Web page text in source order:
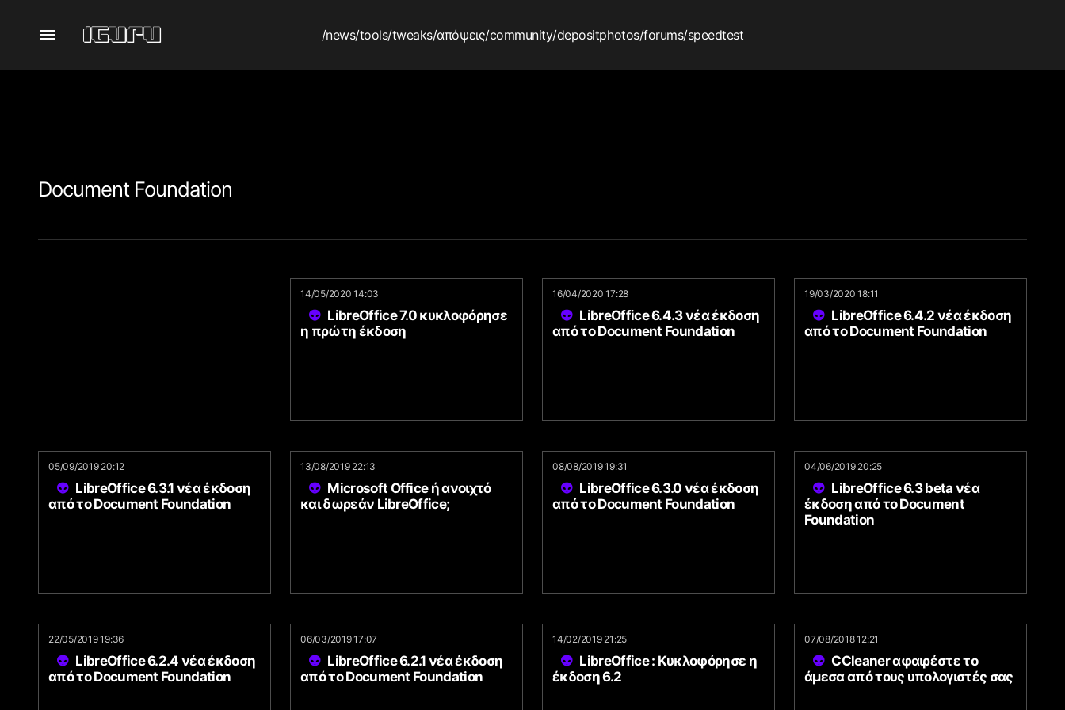
/news/tools/tweaks/απόψεις/community/depositphotos/forums/speedtest
Document Foundation
14/05/2020 14:03
LibreOffice 7.0 κυκλοφόρησε
η πρώτη έκδοση
16/04/2020 17:28
LibreOffice 6.4.3 νέα έκδοση
από το Document Foundation
19/03/2020 18:11
LibreOffice 6.4.2 νέα έκδοση
από το Document Foundation
05/09/2019 20:12
LibreOffice 6.3.1 νέα έκδοση
από το Document Foundation
13/08/2019 22:13
Microsoft Office ή ανοιχτό
και δωρεάν LibreOffice;
08/08/2019 19:31
LibreOffice 6.3.0 νέα έκδοση
από το Document Foundation
04/06/2019 20:25
LibreOffice 6.3 beta νέα
έκδοση από το Document
Foundation
22/05/2019 19:36
LibreOffice 6.2.4 νέα έκδοση
από το Document Foundation
06/03/2019 17:07
LibreOffice 6.2.1 νέα έκδοση
από το Document Foundation
14/02/2019 21:25
LibreOffice : Κυκλοφόρησε η
έκδοση 6.2
07/08/2018 12:21
CCleaner αφαιρέστε το
άμεσα από τους υπολογιστές σας